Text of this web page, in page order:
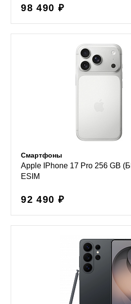
98 490 ₽
Смартфоны
Apple IPhone 17 Pro 256 GB
ESIM
92 490 ₽